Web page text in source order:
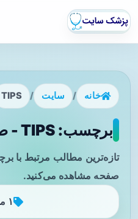
خانه / سایت /
TIPS
برچسب: TIPS - صفحه 1
صفحه مشاهده می‌کنید.
۱ مطلب